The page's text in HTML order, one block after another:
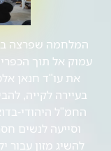
המלחמה שפרצה
עמוק אל תוך
את עו"ד חנאן
בעיירה לקייה,
החמ"ל היהודי-
וסייעה לנשים
להשיג מזון עבור